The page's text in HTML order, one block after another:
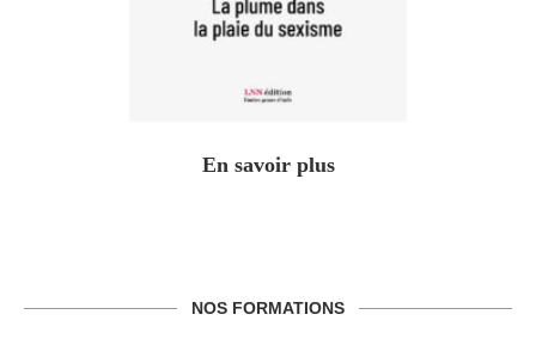
En savoir plus
NOS FORMATIONS